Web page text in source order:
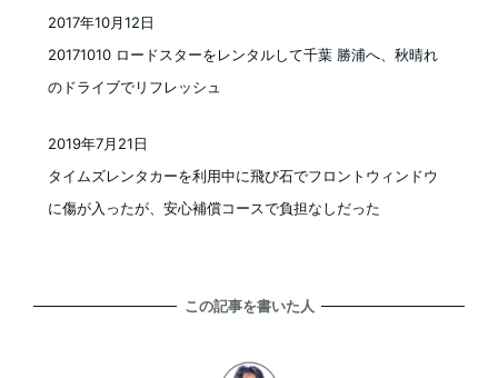
20171010 ロードスターをレンタルして千葉 勝浦へ、秋晴れ
のドライブでリフレッシュ
投稿日
2017年10月12日
タイムズレンタカーを利用中に飛び石でフロントウィンドウ
に傷が入ったが、安心補償コースで負担なしだった
2019年7月21日
この記事を書いた人